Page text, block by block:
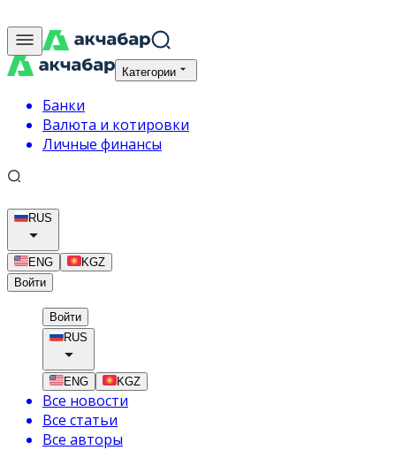
Категории
Банки
Валюта и котировки
Личные финансы
RUS
ENG
KGZ
Войти
Войти
RUS
ENG KGZ
Все новости
Все статьи
Все авторы